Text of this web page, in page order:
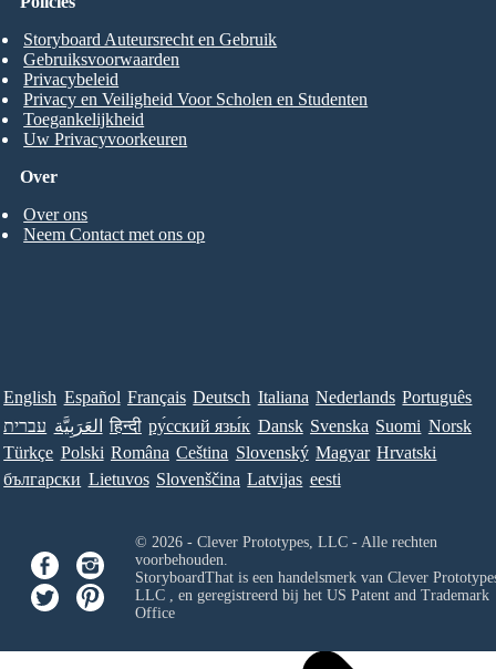
Over
Over ons
Neem Contact met ons op
Storyboard Auteursrecht en Gebruik
Gebruiksvoorwaarden
Privacybeleid
Privacy en Veiligheid Voor Scholen en Studenten
Toegankelijkheid
Uw Privacyvoorkeuren
English Español Français Deutsch Italiana Nederlands Português
עברית العَرَبِيَّة हिन्दी ру́сский язы́к Dansk Svenska Suomi Norsk
Türkçe Polski Româna Ceština Slovenský Magyar Hrvatski
български Lietuvos Slovenščina Latvijas eesti
© 2026 - Clever Prototypes, LLC - Alle rechten
voorbehouden.
StoryboardThat is een handelsmerk van Clever
LLC, en geregistreerd bij het US Patent and Trademark
Office